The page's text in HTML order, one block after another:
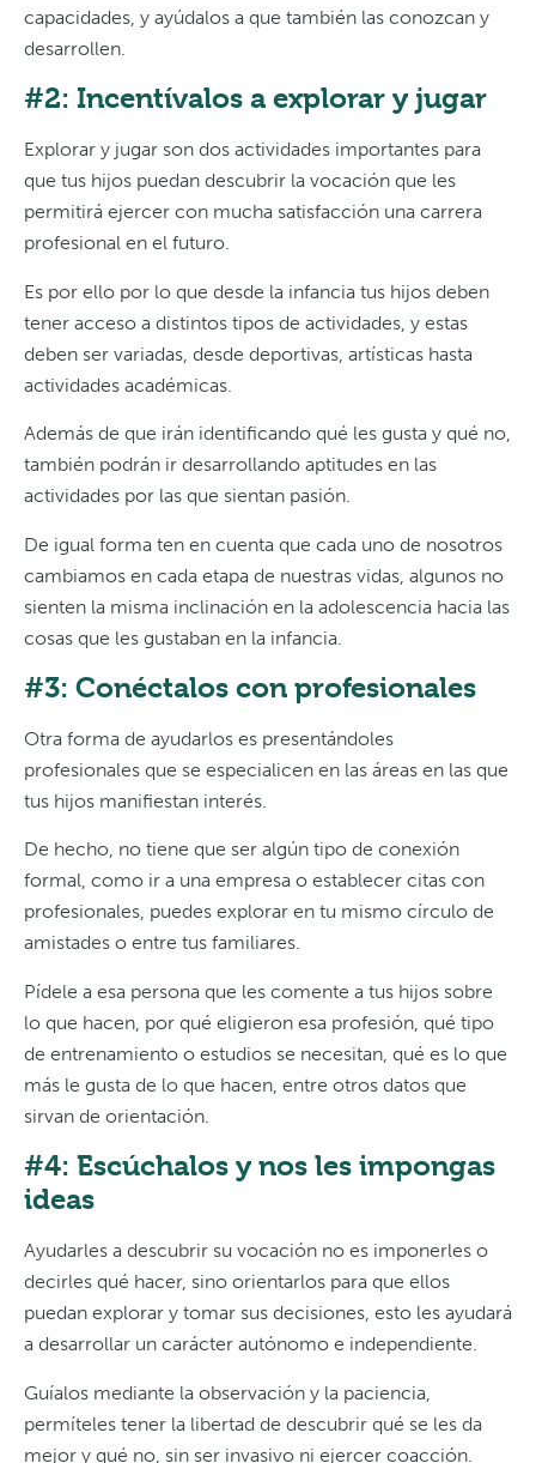
capacidades, y ayúdalos a que también las conozcan y
desarrollen.
#2: Incentívalos a explorar y jugar
Explorar y jugar son dos actividades importantes para
que tus hijos puedan descubrir la vocación que les
permitirá ejercer con mucha satisfacción una carrera
profesional en el futuro.
Es por ello por lo que desde la infancia tus hijos deben
tener acceso a distintos tipos de actividades, y estas
deben ser variadas, desde deportivas, artísticas hasta
actividades académicas.
Además de que irán identificando qué les gusta y qué no,
también podrán ir desarrollando aptitudes en las
actividades por las que sientan pasión.
De igual forma ten en cuenta que cada uno de nosotros
cambiamos en cada etapa de nuestras vidas, algunos no
sienten la misma inclinación en la adolescencia hacia las
cosas que les gustaban en la infancia.
#3: Conéctalos con profesionales
Otra forma de ayudarlos es presentándoles
profesionales que se especialicen en las áreas en las que
tus hijos manifiestan interés.
De hecho, no tiene que ser algún tipo de conexión
formal, como ir a una empresa o establecer citas con
profesionales, puedes explorar en tu mismo círculo de
amistades o entre tus familiares.
Pídele a esa persona que les comente a tus hijos sobre
lo que hacen, por qué eligieron esa profesión, qué tipo
de entrenamiento o estudios se necesitan, qué es lo que
más le gusta de lo que hacen, entre otros datos que
sirvan de orientación.
#4: Escúchalos y nos les impongas
ideas
Ayudarles a descubrir su vocación no es imponerles o
decirles qué hacer, sino orientarlos para que ellos
puedan explorar y tomar sus decisiones, esto les ayudará
a desarrollar un carácter autónomo e independiente.
Guíalos mediante la observación y la paciencia,
permíteles tener la libertad de descubrir qué se les da
mejor y qué no, sin ser invasivo ni ejercer coacción.